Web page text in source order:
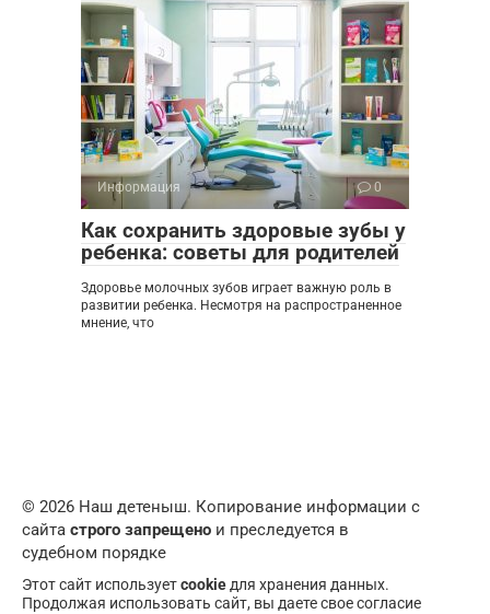
Информация 0
Как сохранить здоровые зубы у
ребенка: советы для родителей
Здоровье молочных зубов играет важную роль в
развитии ребенка. Несмотря на распространенное
мнение, что
© 2026 Наш детеныш. Копирование информации с
сайта строго запрещено и преследуется в
судебном порядке
Этот сайт используетcookieдля хранения данных.
Продолжая использовать сайт, вы даете свое согласие